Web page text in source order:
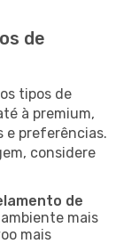
de
tipos de
à premium,
e preferências.
considere
de
mais
mais